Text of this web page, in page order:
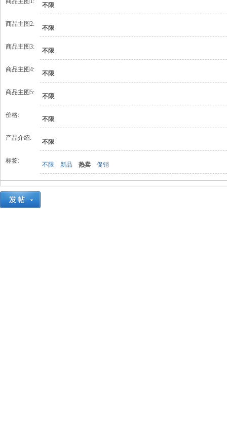
不限
商品主图2:
不限
商品主图3:
不限
商品主图4:
不限
商品主图5:
不限
价格:
不限
产品介绍:
不限
标签:
不限 新品 热卖 促销